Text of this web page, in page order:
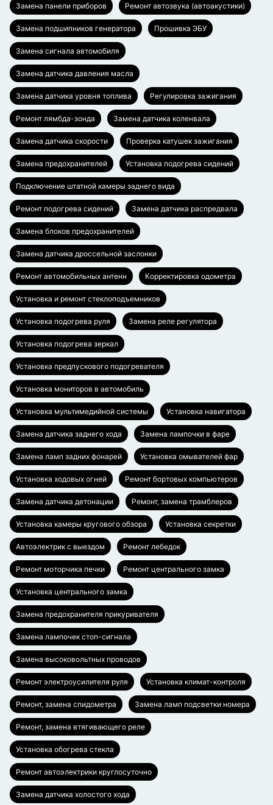
Замена панели приборов Ремонт автозвука (автоакустики)
Замена подшипников генератора Прошивка ЭБУ
Замена сигнала автомобиля
Замена датчика давления масла
Замена датчика уровня топлива Регулировка зажигания
Ремонт лямбда-зонда Замена датчика коленвала
Замена датчика скорости Проверка катушек зажигания
Замена предохранителей Установка подогрева сидений
Подключение штатной камеры заднего вида
Ремонт подогрева сидений Замена датчика распредвала
Замена блоков предохранителей
Замена датчика дроссельной заслонки
Ремонт автомобильных антенн Корректировка одометра
Установка и ремонт стеклоподъемников
Установка подогрева руля Замена реле регулятора
Установка подогрева зеркал
Установка предпускового подогревателя
Установка мониторов в автомобиль
Установка мультимедийной системы Установка навигатора
Замена датчика заднего хода Замена лампочки в фаре
Замена ламп задних фонарей Установка омывателей фар
Установка ходовых огней Ремонт бортовых компьютеров
Замена датчика детонации Ремонт, замена трамблеров
Установка камеры кругового обзора Установка секретки
Автоэлектрик с выездом Ремонт лебедок
Ремонт моторчика печки Ремонт центрального замка
Установка центрального замка
Замена предохранителя прикуривателя
Замена лампочек стоп-сигнала
Замена высоковольтных проводов
Ремонт электроусилителя руля Установка климат-контроля
Ремонт, замена спидометра Замена ламп подсветки номера
Ремонт, замена втягивающего реле
Установка обогрева стекла
Ремонт автоэлектрики круглосуточно
Замена датчика холостого хода